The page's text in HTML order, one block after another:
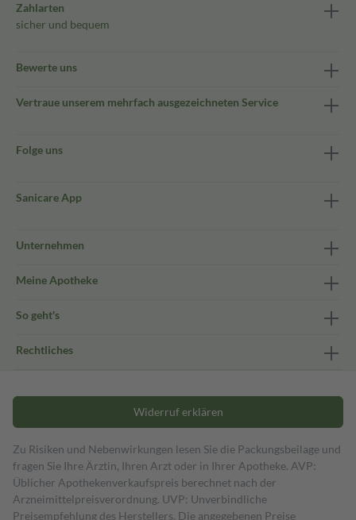
Zahlarten
sicher und bequem
Bewerte uns
Vertraue unserem mehrfach ausgezeichneten Service
Folge uns
Sanicare App
Unternehmen
Meine Apotheke
So geht's
Rechtliches
Widerruf erklären
Zu Risiken und Nebenwirkungen lesen Sie die Packungsbeilage und
fragen Sie Ihre Ärztin, Ihren Arzt oder in Ihrer Apotheke. AVP:
Üblicher Apothekenverkaufspreis berechnet nach der
Arzneimittelpreisverordnung. UVP: Unverbindliche
Preisempfehlung des Herstellers. Die angegebenen Preise